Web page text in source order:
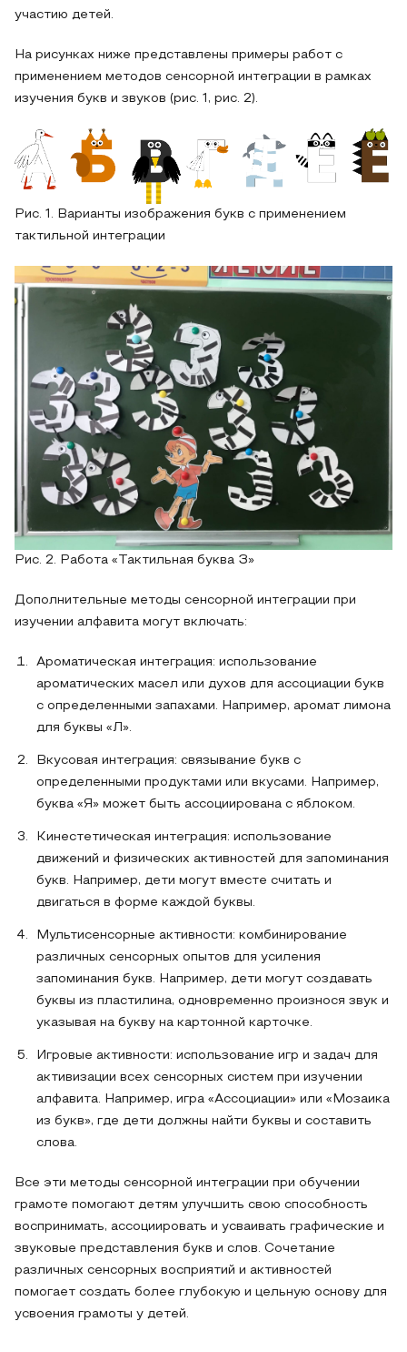
участию детей.
На рисунках ниже представлены примеры работ с
применением методов сенсорной интеграции в рамках
изучения букв и звуков (рис. 1, рис. 2).
Рис. 1. Варианты изображения букв с применением
тактильной интеграции
Рис. 2. Работа «Тактильная буква З»
Дополнительные методы сенсорной интеграции при
изучении алфавита могут включать:
Ароматическая интеграция: использование
ароматических масел или духов для ассоциации букв
с определенными запахами. Например, аромат лимона
для буквы «Л».
Вкусовая интеграция: связывание букв с
определенными продуктами или вкусами. Например,
буква «Я» может быть ассоциирована с яблоком.
Кинестетическая интеграция: использование
движений и физических активностей для запоминания
букв. Например, дети могут вместе считать и
двигаться в форме каждой буквы.
Мультисенсорные активности: комбинирование
различных сенсорных опытов для усиления
запоминания букв. Например, дети могут создавать
буквы из пластилина, одновременно произнося звук и
указывая на букву на картонной карточке.
Игровые активности: использование игр и задач для
активизации всех сенсорных систем при изучении
алфавита. Например, игра «Ассоциации» или «Мозаика
из букв», где дети должны найти буквы и составить
слова.
Все эти методы сенсорной интеграции при обучении
грамоте помогают детям улучшить свою способность
воспринимать, ассоциировать и усваивать графические и
звуковые представления букв и слов. Сочетание
различных сенсорных восприятий и активностей
помогает создать более глубокую и цельную основу для
усвоения грамоты у детей.